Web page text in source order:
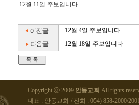
12월 11일 주보입니다.
12월 4일 주보입니다
12월 18일 주보입니다
Copyright ⓒ 2009 안동교회 All rights
대표 : 안동교회 / 전화 : 054) 858-2000/